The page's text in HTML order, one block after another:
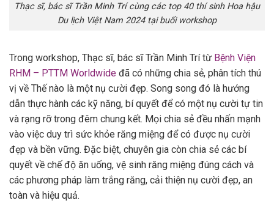
Thạc sĩ, bác sĩ Trần Minh Trí cùng các top 40 thí sinh Hoa hậu
Du lịch Việt Nam 2024 tại buổi workshop
Trong workshop, Thạc sĩ, bác sĩ Trần Minh Trí từ Bệnh Viện
RHM – PTTM Worldwide đã có những chia sẻ, phân tích thú
vị về Thế nào là một nụ cười đẹp. Song song đó là hướng
dẫn thực hành các kỹ năng, bí quyết để có một nụ cười tự tin
và rạng rỡ trong đêm chung kết. Mọi chia sẻ đều nhấn mạnh
vào việc duy trì sức khỏe răng miệng để có được nụ cười
đẹp và bền vững. Đặc biệt, chuyên gia còn chia sẻ các bí
quyết về chế độ ăn uống, vệ sinh răng miệng đúng cách và
các phương pháp làm trắng răng, cải thiện nụ cười đẹp, an
toàn và hiệu quả.